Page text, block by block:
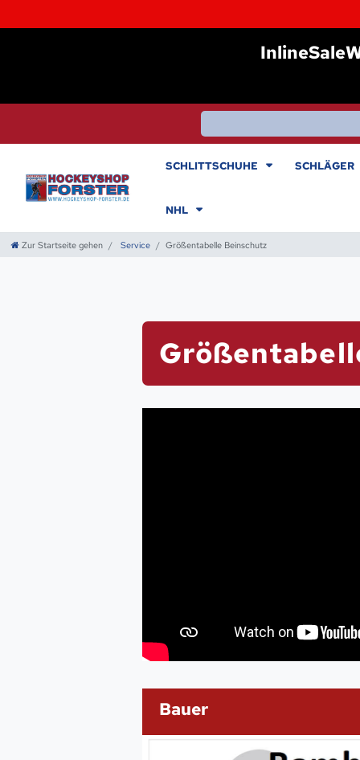
I
SCHLITTSCHUHE SCHLÄGER
NHL
Zur Startseite gehen Service Größentabelle Beinschutz
Bauer